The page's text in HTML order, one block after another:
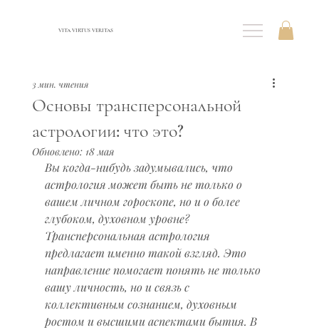
VITA VIRTUS VERITAS
Основы трансперсональной
астрологии: что это?
3 мин. чтения
Обновлено: 18 мая
Вы когда-нибудь задумывались, что
астрология может быть не только о
вашем личном гороскопе, но и о более
глубоком, духовном уровне?
Трансперсональная астрология
предлагает именно такой взгляд. Это
направление помогает понять не только
вашу личность, но и связь с
коллективным сознанием, духовным
ростом и высшими аспектами бытия. В